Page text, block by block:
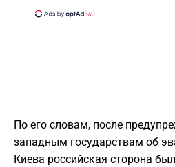
По его словам, после
западным государствам об
Киева российская сторона